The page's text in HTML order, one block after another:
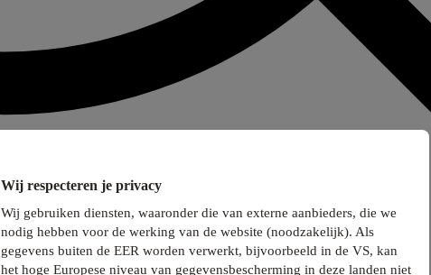
Wij respecteren je privacy
Wij gebruiken diensten, waaronder die van externe aanbieders, die we
nodig hebben voor de werking van de website (noodzakelijk). Als
gegevens buiten de EER worden verwerkt, bijvoorbeeld in de VS, kan
het hoge Europese niveau van gegevensbescherming in deze landen niet